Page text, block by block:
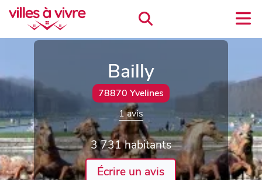
Bailly
78870 Yvelines
1 avis
3 731 habitants
Écrire un avis